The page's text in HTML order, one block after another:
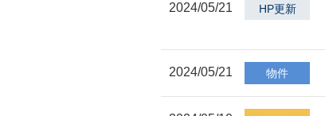
2024/05/21 HP更新
2024/05/21 物件